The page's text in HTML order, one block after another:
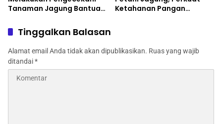
Tanaman Jagung Bantuan
Polres Jombang
Ketahanan Pangan
Tinggalkan Balasan
Alamat email Anda tidak akan dipublikasikan. Ruas yang wajib
ditandai*